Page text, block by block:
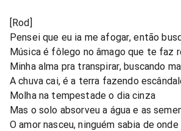
[Rod]
Pensei que eu ia me afogar, então
Música é fôlego no âmago que te faz
Minha alma pra transpirar, buscando
A chuva cai, é a terra fazendo
Molha na tempestade o dia cinza
Mas o solo absorveu a água e as
O amor nasceu, ninguém sabia de onde